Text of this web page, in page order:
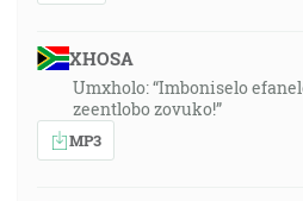
XHOSA
Umxholo: “Imboniselo
zeentlobo zovuko!”
MP3